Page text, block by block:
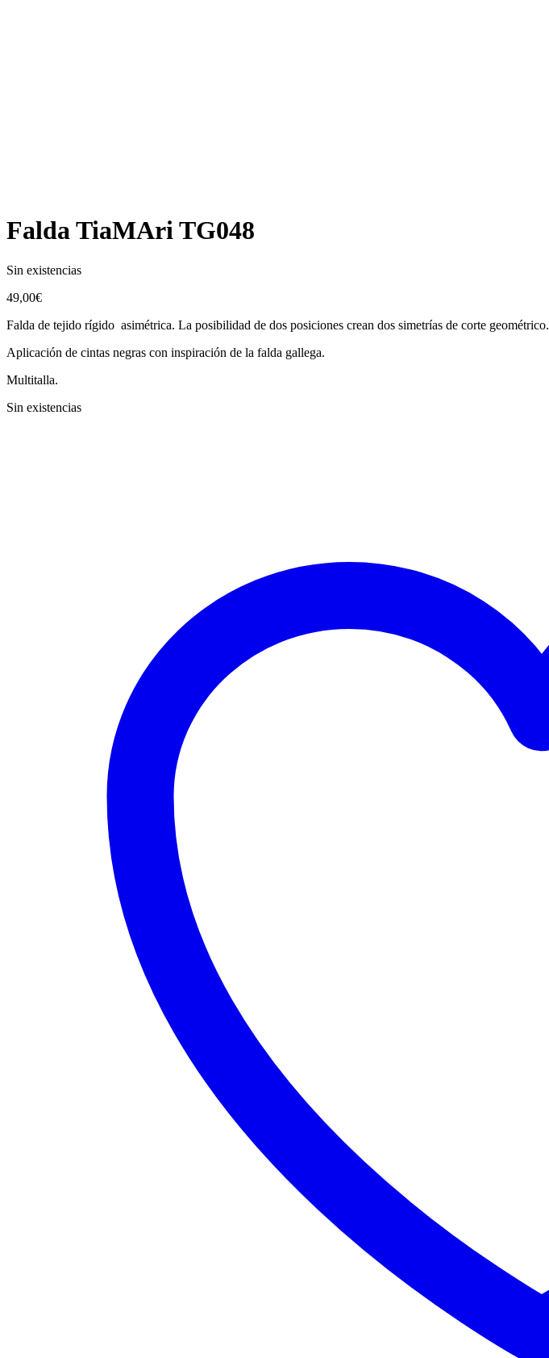
Falda TiaMAri TG048
Sin existencias
49,00€
Falda de tejido rígido asimétrica. La posibilidad de dos posiciones crean dos simetrías de corte geométrico.
Aplicación de cintas negras con inspiración de la falda gallega.
Multitalla.
Sin existencias